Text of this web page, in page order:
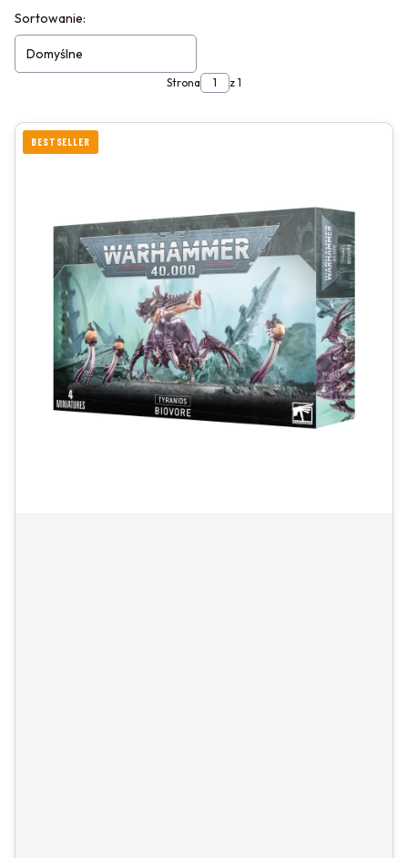
LISTA PRODUKTÓW
Sortowanie:
Domyślne
Strona z 1
BESTSELLER